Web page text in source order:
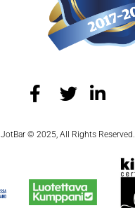
JotBar © 2025, All Rights Reserved.